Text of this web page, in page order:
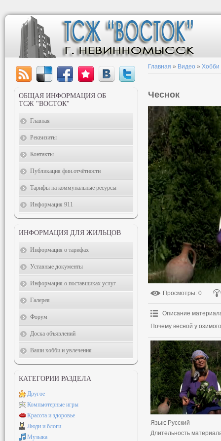
Главная » Видео » Хобби
Чеснок
Просмотры: 0
Описание
Почему весной у
Язык: Русский
Длительность
ОБЩАЯ ИНФОРМАЦИЯ ОБ
ТСЖ "ВОСТОК"
Главная
Реквизиты
Контакты
Публикация фин.отчётности
Тарифы на коммунальные ресурсы
Информация 911
ИНФОРМАЦИЯ ДЛЯ ЖИЛЬЦОВ
Информация о тарифах
Уставные документы
Информация о поставщиках услуг
Галерея
Форум
Доска объявлений
Ваши хобби и увлечения
КАТЕГОРИИ РАЗДЕЛА
Другое
Компьютерные игры
Красота и здоровье
Люди и блоги
Музыка